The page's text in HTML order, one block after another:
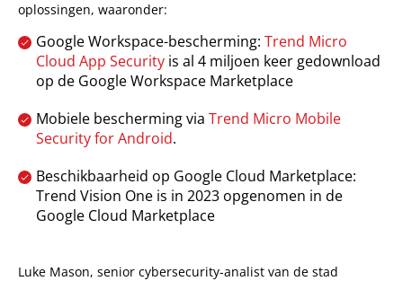
oplossingen, waaronder:
Google Workspace-bescherming: Trend Micro
Cloud App Security
Open On A New Tab
is al 4 miljoen keer gedownload
op de Google Workspace Marketplace
Mobiele bescherming via Trend Micro Mobile
SecurityforAndroid.
Beschikbaarheid op Google Cloud Marketplace:
Trend Vision One is in 2023 opgenomen in de
Google Cloud Marketplace
Luke Mason, senior cybersecurity-analist van de stad